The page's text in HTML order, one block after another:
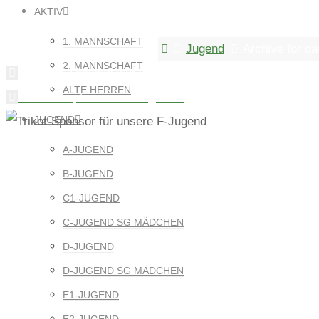
AKTIV
1. MANNSCHAFT
2. MANNSCHAFT
ALTE HERREN
JUGEND
A-JUGEND
B-JUGEND
C1-JUGEND
C-JUGEND SG MÄDCHEN
D-JUGEND
D-JUGEND SG MÄDCHEN
E1-JUGEND
Home
Jugend
Die GMS Rheintal war wieder zu Gast beim SV Rheintal
Jahreshauptversammlung 2024